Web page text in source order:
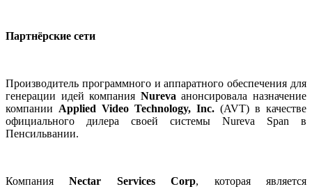
Партнёрские сети
Производитель программного и аппаратного обеспечения для
генерации идей компания Nureva анонсировала назначение
компании Applied Video Technology, Inc. (AVT) в качестве
официального дилера своей системы Nureva Span в
Пенсильвании.
КомпанияNectar Services Corp, которая является